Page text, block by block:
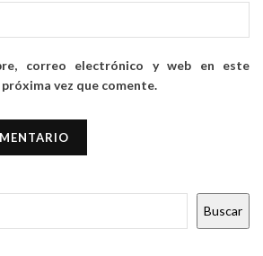
correo electrónico y web en este
vez que comente.
Buscar